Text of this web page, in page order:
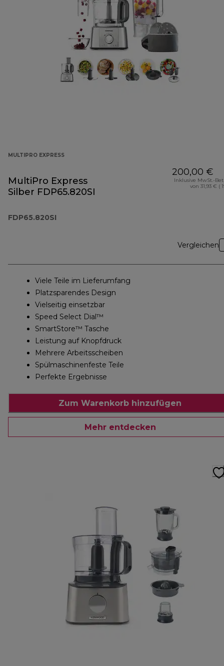
MULTIPRO EXPRESS
MultiPro Express
Silber FDP65.820SI
FDP65.820SI
200,00 €
Inklusive MwSt.-
von 31,93 € (
Vergleichen
Viele Teile im Lieferumfang
Platzsparendes Design
Vielseitig einsetzbar
Speed Select Dial™
SmartStore™ Tasche
Leistung auf Knopfdruck
Mehrere Arbeitsscheiben
Spülmaschinenfeste Teile
Perfekte Ergebnisse
Zum Warenkorb hinzufügen
Mehr entdecken